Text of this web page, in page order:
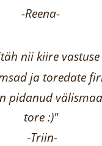
-Reena-
nii kiire vastuse
ja toredate
pidanud
tore :)"
-Triin-